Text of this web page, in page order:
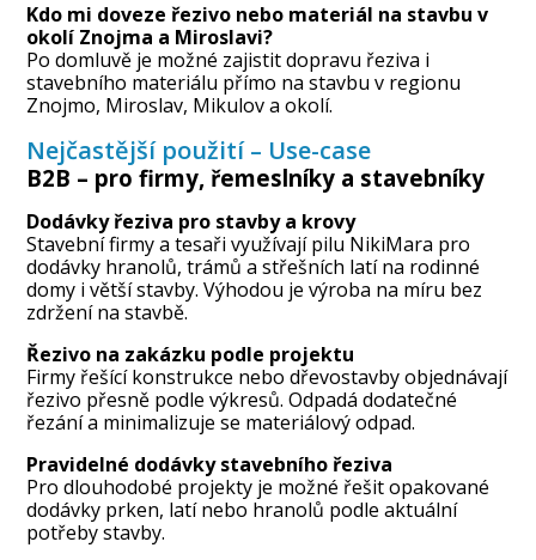
Kdo mi doveze řezivo nebo materiál na stavbu v
okolí Znojma a Miroslavi?
Po domluvě je možné zajistit dopravu řeziva i
stavebního materiálu přímo na stavbu v regionu
Znojmo, Miroslav, Mikulov a okolí.
Nejčastější použití – Use-case
B2B – pro firmy, řemeslníky a stavebníky
Dodávky řeziva pro stavby a krovy
Stavební firmy a tesaři využívají pilu NikiMara pro
dodávky hranolů, trámů a střešních latí na rodinné
domy i větší stavby. Výhodou je výroba na míru bez
zdržení na stavbě.
Řezivo na zakázku podle projektu
Firmy řešící konstrukce nebo dřevostavby objednávají
řezivo přesně podle výkresů. Odpadá dodatečné
řezání a minimalizuje se materiálový odpad.
Pravidelné dodávky stavebního řeziva
Pro dlouhodobé projekty je možné řešit opakované
dodávky prken, latí nebo hranolů podle aktuální
potřeby stavby.